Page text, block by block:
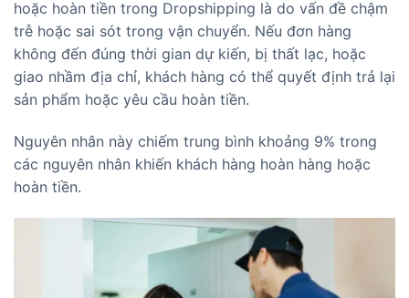
hoặc hoàn tiền trong Dropshipping là do vấn đề chậm
trễ hoặc sai sót trong vận chuyển. Nếu đơn hàng
không đến đúng thời gian dự kiến, bị thất lạc, hoặc
giao nhầm địa chỉ, khách hàng có thể quyết định trả lại
sản phẩm hoặc yêu cầu hoàn tiền.
Nguyên nhân này chiếm trung bình khoảng 9% trong
các nguyên nhân khiến khách hàng hoàn hàng hoặc
hoàn tiền.